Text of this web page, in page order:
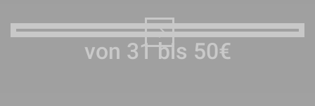
von 31 bis 50€